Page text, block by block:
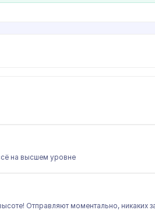
на высшем уровне
Отправляют моментально, никаких